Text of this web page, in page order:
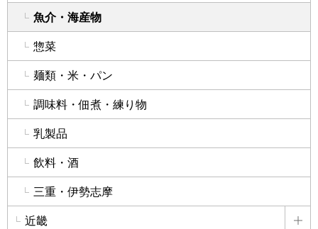
魚介・海産物
惣菜
麺類・米・パン
調味料・佃煮・練り物
乳製品
飲料・酒
三重・伊勢志摩
近畿
詳